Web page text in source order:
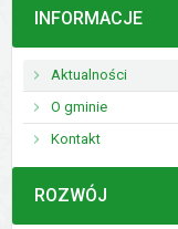
MENU
INFORMACJE
Aktualności
O gminie
Kontakt
MENU
ROZWÓJ